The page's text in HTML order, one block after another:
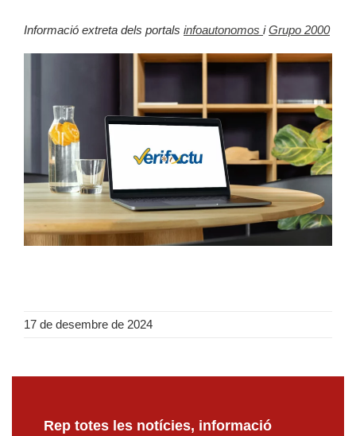
Informació extreta dels portals infoautonomos iGrupo 2000
17 de desembre de 2024
Rep totes les notícies, informació